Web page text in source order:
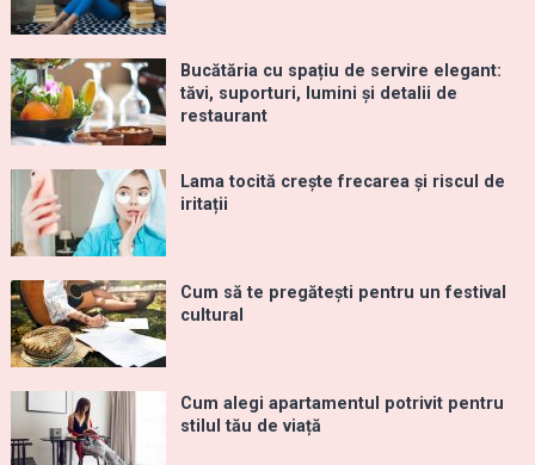
Bucătăria cu spațiu de servire elegant:
tăvi, suporturi, lumini și detalii de
restaurant
Lama tocită crește frecarea și riscul de
iritații
Cum să te pregătești pentru un festival
cultural
Cum alegi apartamentul potrivit pentru
stilul tău de viață